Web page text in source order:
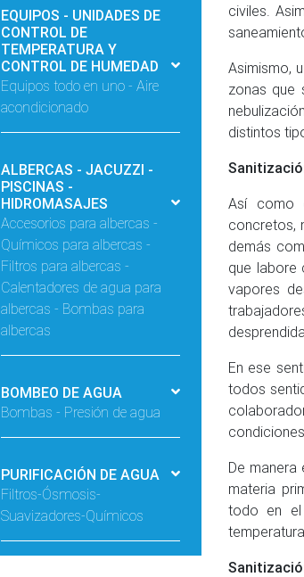
EQUIPOS - UNIDADES DE
CONTROL DE
TEMPERATURA Y
CONTROL DE HUMEDAD
Equipos todo en uno - Aire
acondicionado
ALBERCAS - JACUZZI -
PISCINAS -
HIDROMASAJES
Accesorios para albercas -
Químicos para albercas -
Filtros para albercas -
Calentadores de agua para
albercas - Bombas para
albercas
BOMBEO DE AGUA
Bombas - Presión de agua
PURIFICACIÓN DE AGUA
Filtros-Ósmosis-
Suavizadores-Químicos
civiles.
Asimismo,
zonas que
distintos
Así como
concretos,
demás
que labore
vapores
En ese
todos
De
materia
todo en el